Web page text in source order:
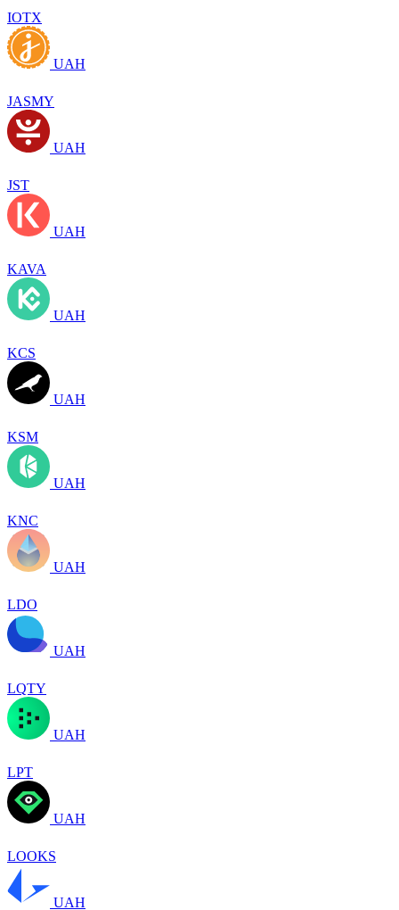
IOTX
UAH
JASMY
UAH
JST
UAH
KAVA
UAH
KCS
UAH
KSM
UAH
KNC
UAH
LDO
UAH
LQTY
UAH
LPT
UAH
LOOKS
UAH